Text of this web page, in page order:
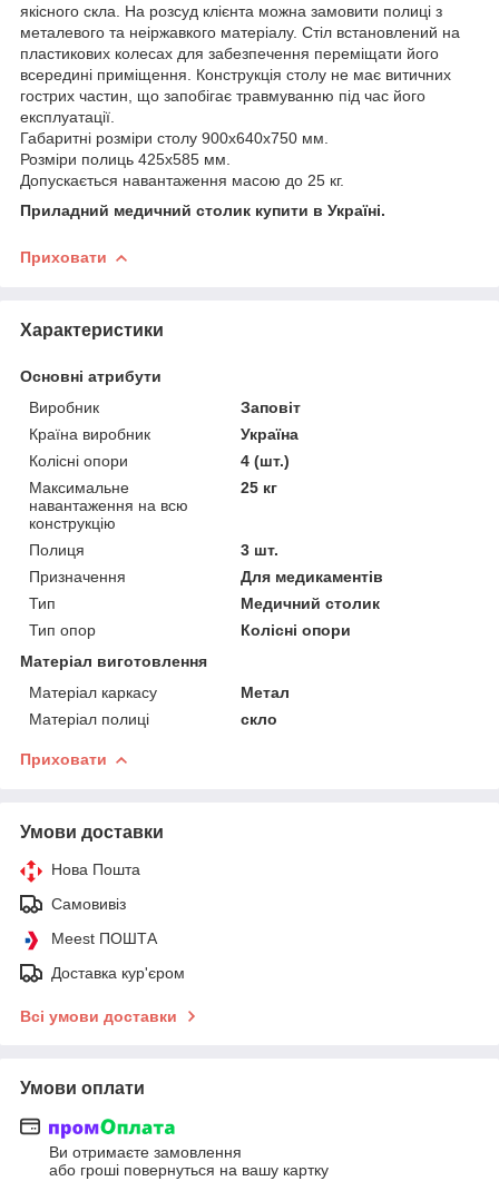
якісного скла. На розсуд клієнта можна замовити полиці з
металевого та неіржавкого матеріалу. Стіл встановлений на
пластикових колесах для забезпечення переміщати його
всередині приміщення. Конструкція столу не має витичних
гострих частин, що запобігає травмуванню під час його
експлуатації.
Габаритні розміри столу 900х640х750 мм.
Розміри полиць 425х585 мм.
Допускається навантаження масою до 25 кг.
Приладний медичний столик купити в Україні.
Приховати
Характеристики
Основні атрибути
Виробник
Заповіт
Країна виробник
Україна
Колісні опори
4 (шт.)
Максимальне
навантаження на всю
конструкцію
25 кг
Полиця
3 шт.
Призначення
Для медикаментів
Тип
Медичний столик
Тип опор
Колісні опори
Матеріал виготовлення
Матеріал каркасу
Метал
Матеріал полиці
скло
Приховати
Умови доставки
Нова Пошта
Самовивіз
Meest ПОШТА
Доставка кур'єром
Всі умови доставки
Умови оплати
Ви отримаєте замовлення
або гроші повернуться на вашу картку